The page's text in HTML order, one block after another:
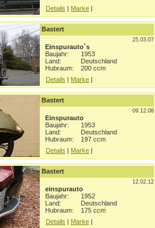
Details | Marke |
Bastert
25.03.07
Einspurauto`s
Baujahr:
1953
Land:
Deutschland
Hubraum:
200 ccm
Details | Marke |
Bastert
09.12.08
Einspurauto
Baujahr:
1953
Land:
Deutschland
Hubraum:
197 ccm
Details | Marke |
Bastert
12.02.12
einspurauto
Baujahr:
1952
Land:
Deutschland
Hubraum:
175 ccm
Details | Marke |